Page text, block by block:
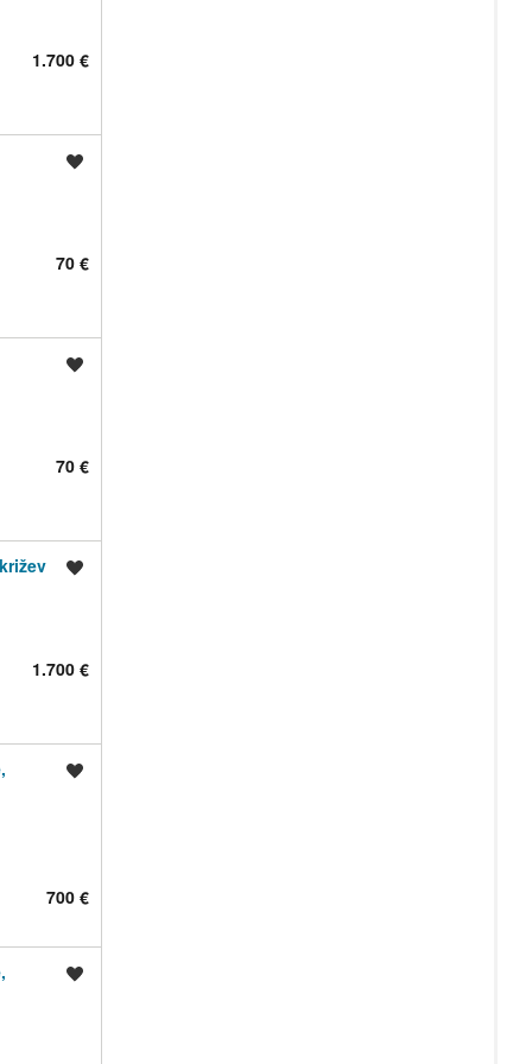
1.700 €
70 €
70 €
1.700 €
700 €